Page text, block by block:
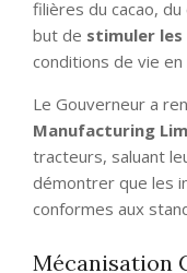
filières du cacao,
but de stimuler
conditions de vie en
Le Gouverneur a
Manufacturing
tracteurs, saluant
démontrer que les
conformes aux
Mécanisation